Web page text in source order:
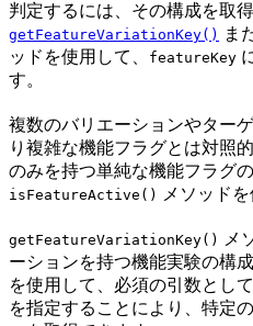
判定するには、その構成を取
getFeatureVariationKey() ま
ッドを使用して、
featureKey
す。
複数のバリエーションやター
り複雑な機能フラグとは対照
のみを持つ単純な機能フラグ
isFeatureActive() メソッド
getFeatureVariationKey()
メ
ーションを持つ機能実験の構
を使用して、必須の引数として
を指定することにより、特定